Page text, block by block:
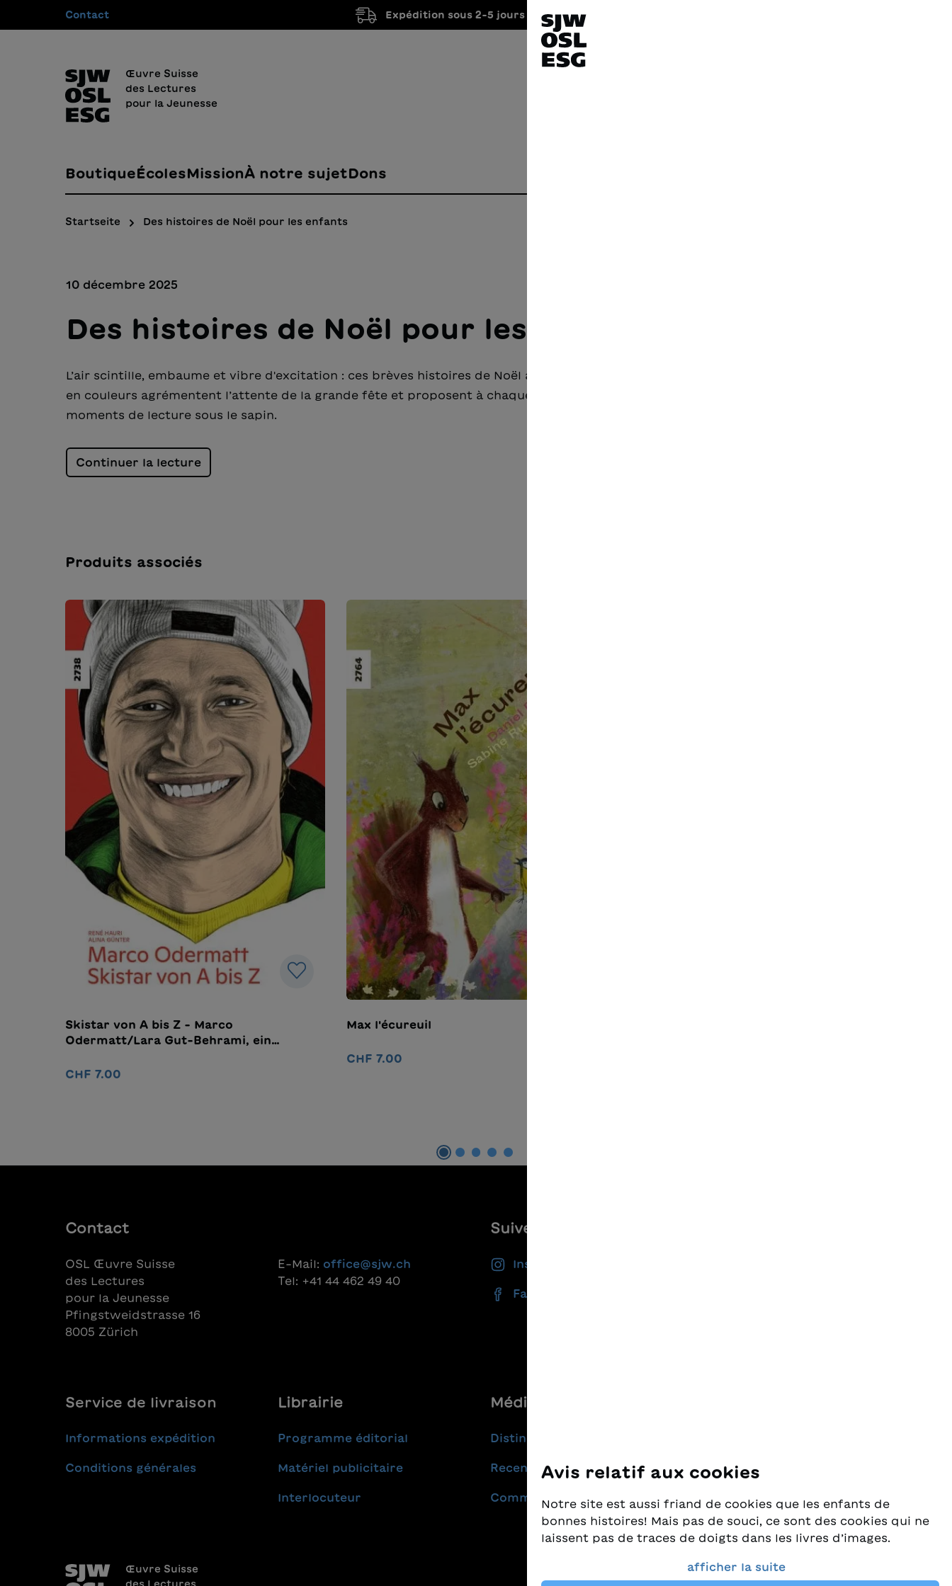
Passer à la navigation principale
Contact Expédition sous 2-5 jours ouvrés
Œuvre Suisse
des Lectures
pour la Jeunesse
BoutiqueÉcolesMissionÀ notre sujetDons
Startseite Des histoires de Noël pour les enfants
10 décembre 2025
Des histoires de Noël pour les enfants
L’air scintille, embaume et vibre d'excitation : ces brèves histoires de Noël aux illustrations hautes
en couleurs agrémentent l’attente de la grande fête et proposent à chaque enfant de plaisants
moments de lecture sous le sapin.
Continuer la lecture
Ignorer la galerie de produits
Produits associés
Skistar von A bis Z - Marco
Odermatt/Lara Gut-Behrami, ein
CHF 7.00
Max l'écureuil
CHF 7.00
Contact
OSL Œuvre Suisse
des Lectures
pour la Jeunesse
Pfingstweidstrasse 16
8005 Zürich
E-Mail: office@sjw.ch
Tel: +41 44 462 49 40
Suivez-nous
Instagram
Facebook
Service de livraison
Informations expédition
Conditions générales
Librairie
Programme éditorial
Matériel publicitaire
Interlocuteur
Médias
Distinctions
Recensions
Communiqués de presse
Œuvre Suisse
des Lectures
Avis relatif aux cookies
Notre site est aussi friand de cookies que les enfants de
bonnes histoires! Mais pas de souci, ce sont des cookies qui ne
laissent pas de traces de doigts dans les livres d’images.
Nous prenons très au sérieux la protection de vos données et
nous tenons à ce que vous trouviez toujours les meilleurs
afficher la suite